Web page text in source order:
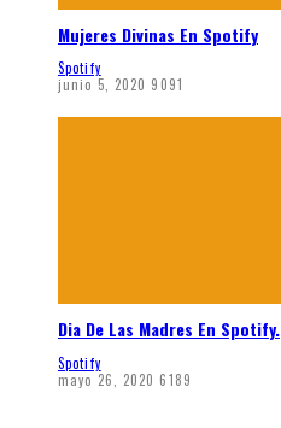
Mujeres Divinas En Spotify
Spotify
junio 5, 2020 9091
Dia De Las Madres En Spotify.
Spotify
mayo 26, 2020 6189